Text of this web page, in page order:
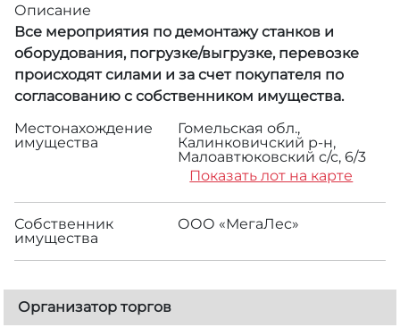
Описание
Все мероприятия по демонтажу станков и
оборудования, погрузке/выгрузке, перевозке
происходят силами и за счет покупателя по
согласованию с собственником имущества.
Местонахождение
имущества
Гомельская обл.,
Калинковичский р-н,
Малоавтюковский с/с, 6/3
Показать лот на карте
Собственник
имущества
ООО «МегаЛес»
Организатор торгов